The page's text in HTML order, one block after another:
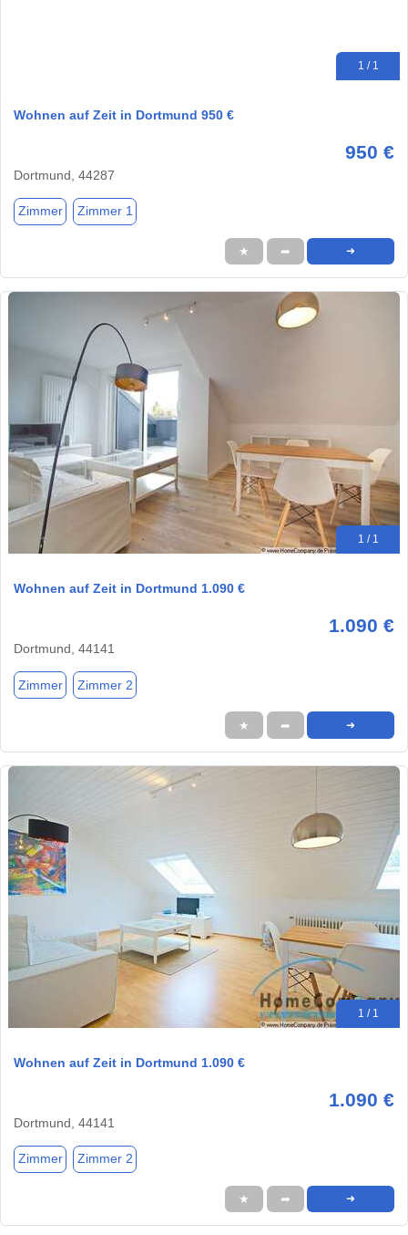
1 / 1
Wohnen auf Zeit in Dortmund 950 €
950 €
Dortmund, 44287
Zimmer Zimmer 1
★ ➦ ➜
1 / 1
Wohnen auf Zeit in Dortmund 1.090 €
1.090 €
Dortmund, 44141
Zimmer Zimmer 2
★ ➦ ➜
1 / 1
Wohnen auf Zeit in Dortmund 1.090 €
1.090 €
Dortmund, 44141
Zimmer Zimmer 2
★ ➦ ➜